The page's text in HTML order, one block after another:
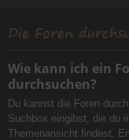
Die Foren
Wie kann ich ein
durchsuchen?
Du kannst die Foren
Suchbox eingibst, die du
Themenansicht findest.